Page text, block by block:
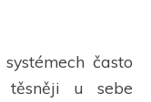
často
těsněji u sebe